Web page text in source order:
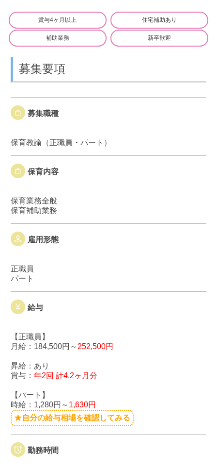
賞与4ヶ月以上 住宅補助あり
補助業務 新卒歓迎
募集要項
募集職種
保育教諭（正職員・パート）
保育内容
保育業務全般
保育補助業務
雇用形態
正職員
パート
給与
【正職員】
月給：184,500円～ 252,500円
昇給：あり
賞与： 年2回 計4.2ヶ月分
【パート】
時給：1,280円～ 1,630円
★自分の給与相場を確認してみる
勤務時間